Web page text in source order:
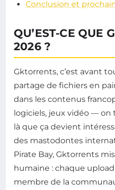
Conclusion et
QU’EST-CE QUE
2026 ?
Gktorrents, c’est avant
partage de fichiers en
dans les contenus
logiciels, jeux vidéo — on
là que ça devient
des mastodontes
Pirate Bay, Gktorrents
humaine : chaque
membre de la